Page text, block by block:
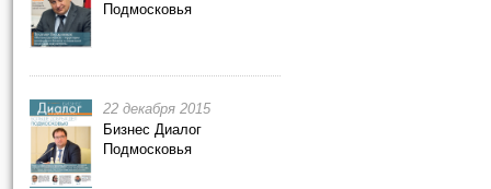
Подмосковья
22 декабря 2015
Бизнес Диалог
Подмосковья